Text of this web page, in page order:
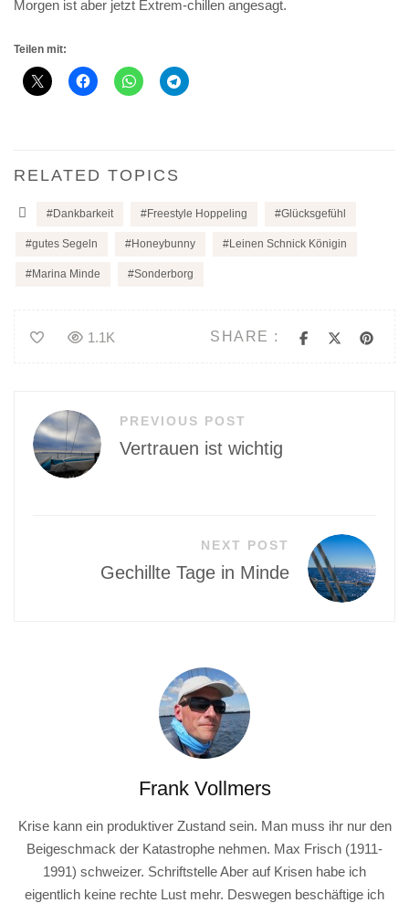
Morgen ist aber jetzt Extrem-chillen angesagt.
Teilen mit:
RELATED TOPICS
Dankbarkeit Freestyle Hoppeling Glücksgefühl
gutes Segeln Honeybunny Leinen Schnick Königin
Marina Minde Sonderborg
SHARE :
1.1K
Beitragsnavigation
PREVIOUS POST
Vertrauen ist wichtig
NEXT POST
Gechillte Tage in Minde
Frank Vollmers
Krise kann ein produktiver Zustand sein. Man muss ihr nur den
Beigeschmack der Katastrophe nehmen. Max Frisch (1911-
1991) schweizer. Schriftstelle Aber auf Krisen habe ich
eigentlich keine rechte Lust mehr. Deswegen beschäftige ich